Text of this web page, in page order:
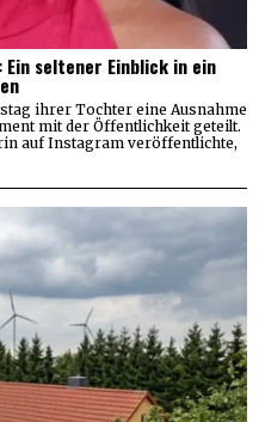
seltener Einblick in ein
ihrer Tochter eine Ausnahme
mit der Öffentlichkeit geteilt.
auf Instagram veröffentlichte,